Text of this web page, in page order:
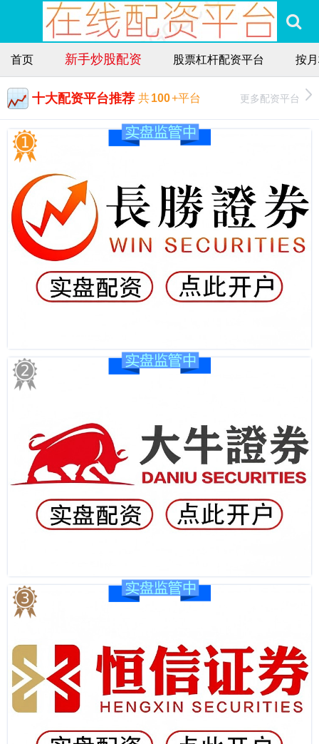
首页 新手炒股配资 股票杠杆配资平台 按
十大配资平台推荐 共100+平台 更多配资平台